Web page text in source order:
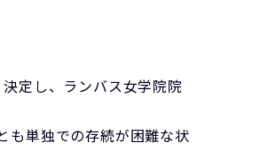
定し、ランバス女学院院
も単独での存続が困難な状